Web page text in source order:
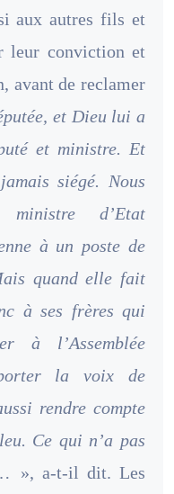
aux autres fils et
leur conviction et
avant de reclamer
et Dieu lui a
et ministre. Et
siégé. Nous
d’Etat
à un poste de
quand elle fait
à ses frères qui
à l’Assemblée
la voix de
rendre compte
Ce qui n’a pas
», a-t-il dit. Les